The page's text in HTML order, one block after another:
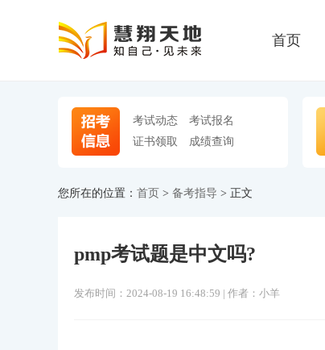
首页
考试动态
考试报名
证书领取
成绩查询
您所在的位置： 首页 > 备考指导 > 正文
pmp考试题是中文吗?
发布时间：2024-08-19 16:48:59 | 作者：小羊